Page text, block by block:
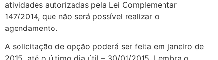
atividades autorizadas pela Lei Complementar
147/2014, que não será possível realizar o
agendamento.
A solicitação de opção poderá ser feita em janeiro de